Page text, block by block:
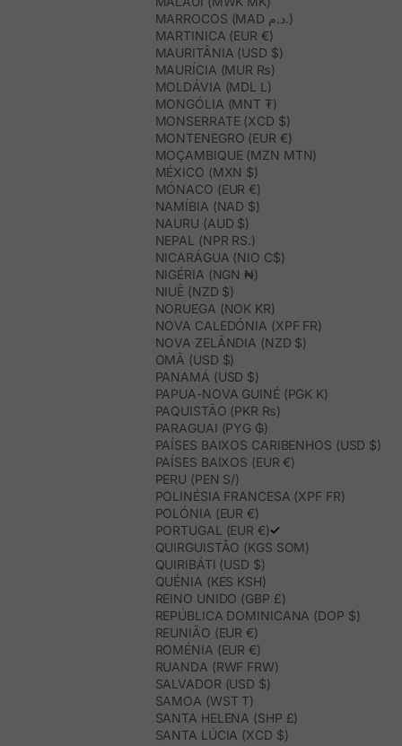
MARROCOS (MAD د.م.)
MARTINICA (EUR €)
MAURITÂNIA (USD $)
MAURÍCIA (MUR ₨)
MOLDÁVIA (MDL L)
MONGÓLIA (MNT ₮)
MONSERRATE (XCD $)
MONTENEGRO (EUR €)
MOÇAMBIQUE (MZN MTN)
MÉXICO (MXN $)
MÓNACO (EUR €)
NAMÍBIA (NAD $)
NAURU (AUD $)
NEPAL (NPR RS.)
NICARÁGUA (NIO C$)
NIGÉRIA (NGN ₦)
NIUÊ (NZD $)
NORUEGA (NOK KR)
NOVA CALEDÓNIA (XPF FR)
NOVA ZELÂNDIA (NZD $)
OMÃ (USD $)
PANAMÁ (USD $)
PAPUA-NOVA GUINÉ (PGK K)
PAQUISTÃO (PKR ₨)
PARAGUAI (PYG ₲)
PAÍSES BAIXOS CARIBENHOS (USD $)
PAÍSES BAIXOS (EUR €)
PERU (PEN S/)
POLINÉSIA FRANCESA (XPF FR)
POLÓNIA (EUR €)
PORTUGAL (EUR €)
QUIRGUISTÃO (KGS SOM)
QUIRIBÁTI (USD $)
QUÉNIA (KES KSH)
REINO UNIDO (GBP £)
REPÚBLICA DOMINICANA (DOP $)
REUNIÃO (EUR €)
ROMÉNIA (EUR €)
RUANDA (RWF FRW)
SALVADOR (USD $)
SAMOA (WST T)
SANTA HELENA (SHP £)
SANTA LÚCIA (XCD $)